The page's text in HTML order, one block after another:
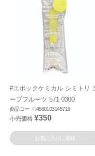
#エポックケミカル シミトリ
ープフルーツ 571-0300
商品コード:4560103145719
小売価格 ¥350
お気に入りに登録